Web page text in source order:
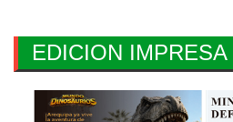
EDICION IMPRESA